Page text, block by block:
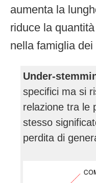
aumenta la
riduce la
nella famiglia dei
Under-
specifici ma si
relazione tra le
stesso
perdita di